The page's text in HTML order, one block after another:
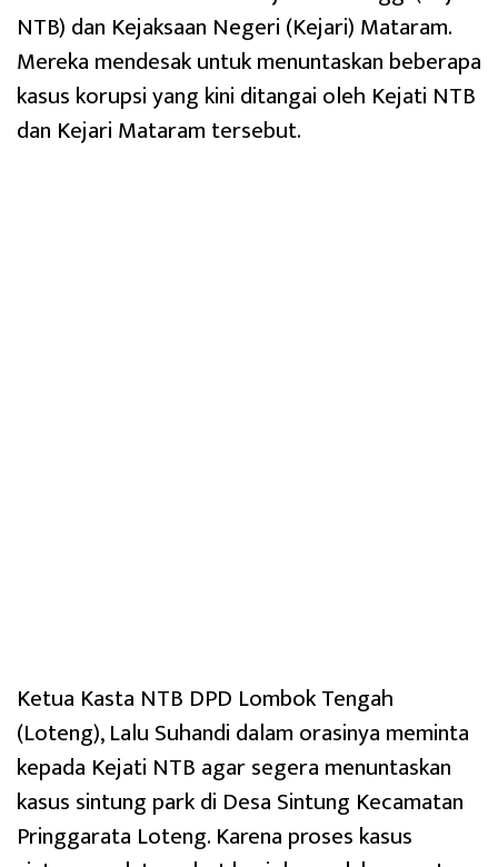
NTB) dan Kejaksaan Negeri (Kejari) Mataram.
Mereka mendesak untuk menuntaskan beberapa
kasus korupsi yang kini ditangai oleh Kejati NTB
dan Kejari Mataram tersebut.
Ketua Kasta NTB DPD Lombok Tengah
(Loteng), Lalu Suhandi dalam orasinya meminta
kepada Kejati NTB agar segera menuntaskan
kasus sintung park di Desa Sintung Kecamatan
Pringgarata Loteng. Karena proses kasus